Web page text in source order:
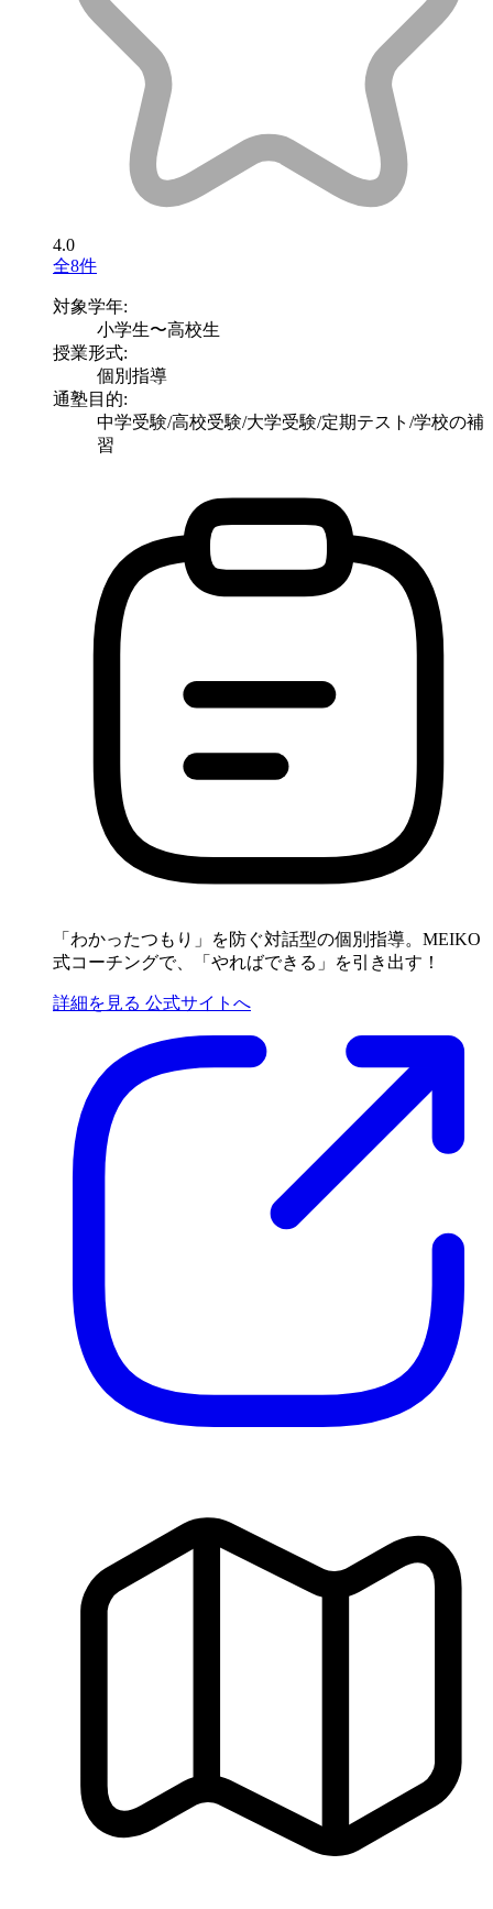
4.0
全8件
対象学年:
小学生〜高校生
授業形式:
個別指導
通塾目的:
中学受験/高校受験/大学受験/定期テスト/学校の補
習
「わかったつもり」を防ぐ対話型の個別指導。MEIKO
式コーチングで、「やればできる」を引き出す！
詳細を見る 公式サイトへ